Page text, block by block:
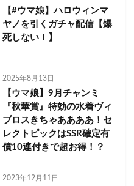
【#ウマ娘】ハロウィンマ
ヤノを引くガチャ配信【爆
死しない！】
2025年8月13日
【ウマ娘】9月チャンミ
『秋華賞』特効の水着ヴィ
ブロスきちゃああああ！セ
レクトピックはSSR確定有
償10連付きで超お得！？
2023年12月11日